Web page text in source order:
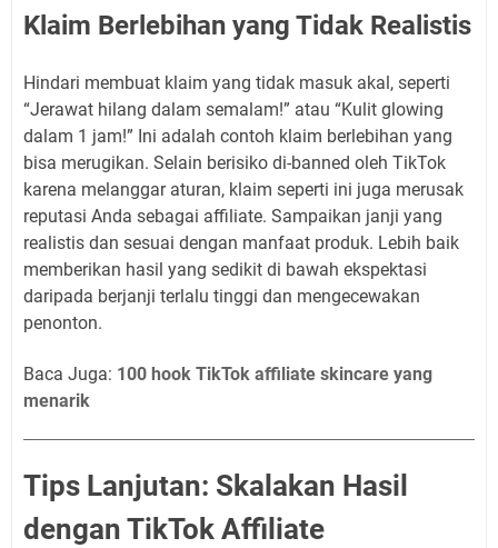
Klaim Berlebihan yang Tidak Realistis
Hindari membuat klaim yang tidak masuk akal, seperti
“Jerawat hilang dalam semalam!” atau “Kulit glowing
dalam 1 jam!” Ini adalah contoh klaim berlebihan yang
bisa merugikan. Selain berisiko di-banned oleh TikTok
karena melanggar aturan, klaim seperti ini juga merusak
reputasi Anda sebagai affiliate. Sampaikan janji yang
realistis dan sesuai dengan manfaat produk. Lebih baik
memberikan hasil yang sedikit di bawah ekspektasi
daripada berjanji terlalu tinggi dan mengecewakan
penonton.
Baca Juga: 100 hook TikTok affiliate skincare yang
menarik
Tips Lanjutan: Skalakan Hasil
dengan TikTok Affiliate